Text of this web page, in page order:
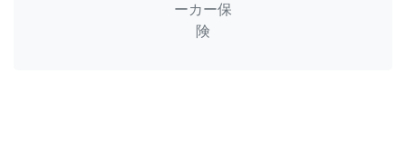
ーカー保
険